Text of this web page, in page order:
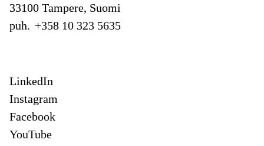
33100 Tampere, Suomi
puh. +358 10 323 5635
LinkedIn
Instagram
Facebook
YouTube